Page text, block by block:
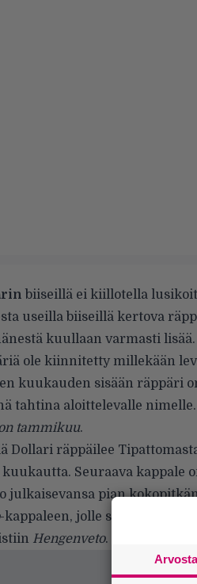
biiseillä ei kiillotella
useilla biiseillä kertova
kuullaan varmasti
ole kiinnitetty millekään
kuukauden sisään räppäri
tahtina aloittelevalle
tammikuu.
Dollari räppäilee
kuukautta. Seuraava kappale
julkaisevansa pian
-kappaleen, jolle saatiin
Hengenveto.